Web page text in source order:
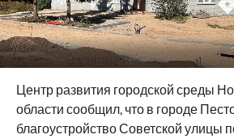
Центр развития городской среды
области сообщил, что в городе
благоустройство Советской улицы